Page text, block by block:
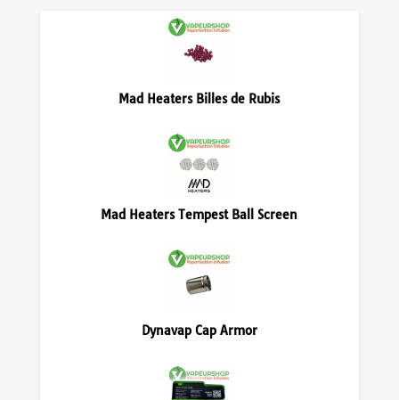
Mad Heaters Billes de Rubis
Mad Heaters Tempest Ball Screen
Dynavap Cap Armor